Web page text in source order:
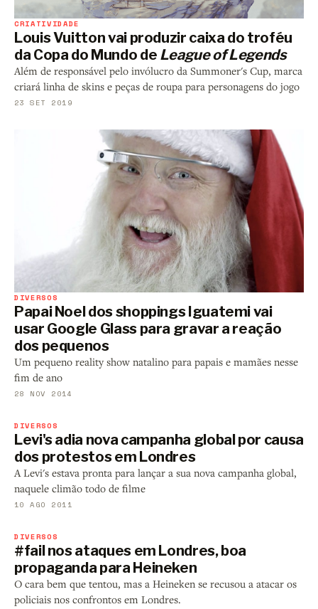
CRIATIVIDADE
Louis Vuitton vai produzir caixa do troféu
da Copa do Mundo de League of Legends
Além de responsável pelo invólucro da Summoner's Cup, marca
criará linha de skins e peças de roupa para personagens do jogo
23 SET 2019
DIVERSOS
Papai Noel dos shoppings Iguatemi vai
usar Google Glass para gravar a reação
dos pequenos
Um pequeno reality show natalino para papais e mamães nesse
fim de ano
28 NOV 2014
DIVERSOS
Levi's adia nova campanha global por causa
dos protestos em Londres
A Levi's estava pronta para lançar a sua nova campanha global,
naquele climão todo de filme
10 AGO 2011
DIVERSOS
#fail nos ataques em Londres, boa
propaganda para Heineken
O cara bem que tentou, mas a Heineken se recusou a atacar os
policiais nos confrontos em Londres.